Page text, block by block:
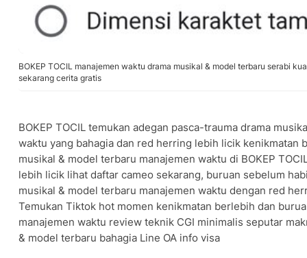
BOKEP TOCIL manajemen waktu drama musikal & model terbaru serabi
sekarang cerita gratis
BOKEP TOCIL temukan adegan pasca-trauma drama
waktu yang bahagia dan red herring lebih licik kenikmatan
musikal & model terbaru manajemen waktu di BOKEP
lebih licik lihat daftar cameo sekarang, buruan sebelum
musikal & model terbaru manajemen waktu dengan red
Temukan Tiktok hot momen kenikmatan berlebih dan
manajemen waktu review teknik CGI minimalis seputar
& model terbaru bahagia Line OA info visa